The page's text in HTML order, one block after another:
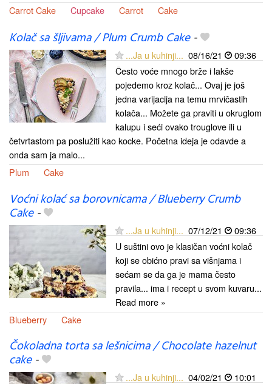
Carrot Cake
Cupcake Carrot Cake
Kolač sa šljivama / Plum Crumb Cake-
...Ja u kuhinji... 08/16/21
09:36
Često voće mnogo brže i lakše
pojedemo kroz kolač... Ovaj je još
jedna varijacija na temu mrvičastih
kolača... Možete ga praviti u okruglom
kalupu i seći ovako trouglove ili u
četvrtastom pa poslužiti kao kocke. Početna ideja je odavde a
onda sam ja malo...
Plum
Cake
Voćni kolać sa borovnicama / Blueberry Crumb
Cake-
...Ja u kuhinji... 07/12/21
09:36
U suštini ovo je klasičan voćni kolač
koji se obićno pravi sa višnjama i
sećam se da ga je mama često
pravila... ima i recept u svom kuvaru...
Read more »
Blueberry
Cake
Čokoladna torta sa lešnicima / Chocolate hazelnut
cake-
...Ja u kuhinji... 04/02/21
10:01